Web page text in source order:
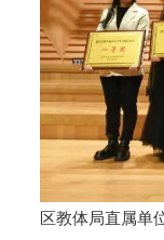
区教体局直属单